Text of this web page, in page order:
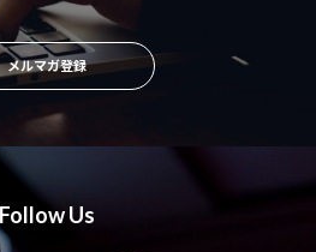
Follow Us
メルマガ登録